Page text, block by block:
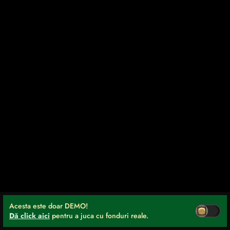
Acesta este doar DEMO!
Dă click aici pentru a juca cu fonduri reale.